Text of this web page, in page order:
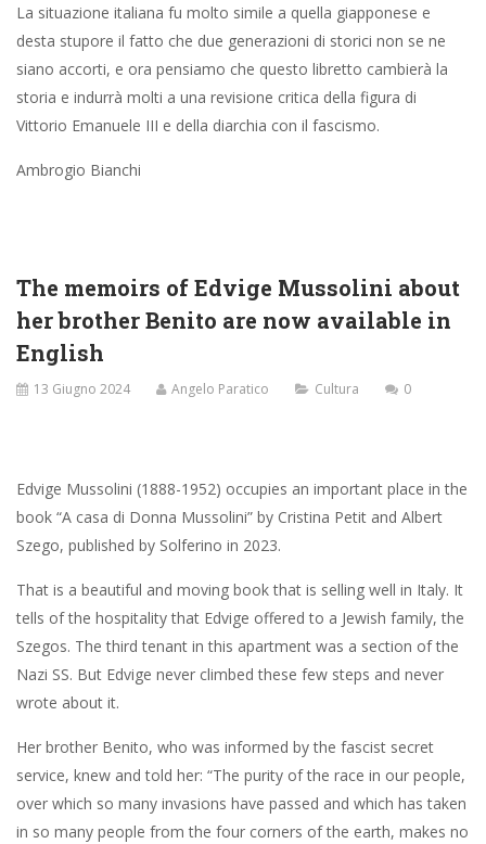
La situazione italiana fu molto simile a quella giapponese e
desta stupore il fatto che due generazioni di storici non se ne
siano accorti, e ora pensiamo che questo libretto cambierà la
storia e indurrà molti a una revisione critica della figura di
Vittorio Emanuele III e della diarchia con il fascismo.
Ambrogio Bianchi
The memoirs of Edvige Mussolini about
her brother Benito are now available in
English
13 Giugno 2024 Angelo Paratico Cultura 0
Edvige Mussolini (1888-1952) occupies an important place in the
book “A casa di Donna Mussolini” by Cristina Petit and Albert
Szego, published by Solferino in 2023.
That is a beautiful and moving book that is selling well in Italy. It
tells of the hospitality that Edvige offered to a Jewish family, the
Szegos. The third tenant in this apartment was a section of the
Nazi SS. But Edvige never climbed these few steps and never
wrote about it.
Her brother Benito, who was informed by the fascist secret
service, knew and told her: “The purity of the race in our people,
over which so many invasions have passed and which has taken
in so many people from the four corners of the earth, makes no